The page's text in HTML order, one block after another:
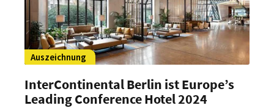
Auszeichnung
InterContinental Berlin ist Europe’s
Leading Conference Hotel 2024